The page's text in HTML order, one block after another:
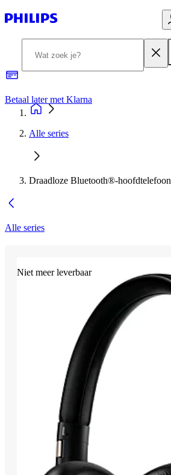
Betaal later met Klarna
Alle series
Draadloze Bluetooth®-hoofdtelefoon
Alle series
Niet meer leverbaar